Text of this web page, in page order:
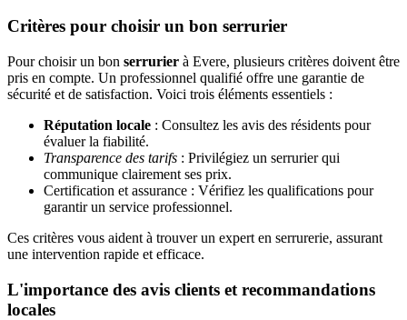
Critères pour choisir un bon serrurier
Pour choisir un bon serrurier à Evere, plusieurs critères doivent être
pris en compte. Un professionnel qualifié offre une garantie de
sécurité et de satisfaction. Voici trois éléments essentiels :
Réputation locale : Consultez les avis des résidents pour
évaluer la fiabilité.
Transparence des tarifs : Privilégiez un serrurier qui
communique clairement ses prix.
Certification et assurance : Vérifiez les qualifications pour
garantir un service professionnel.
Ces critères vous aident à trouver un expert en serrurerie, assurant
une intervention rapide et efficace.
L'importance des avis clients et recommandations
locales